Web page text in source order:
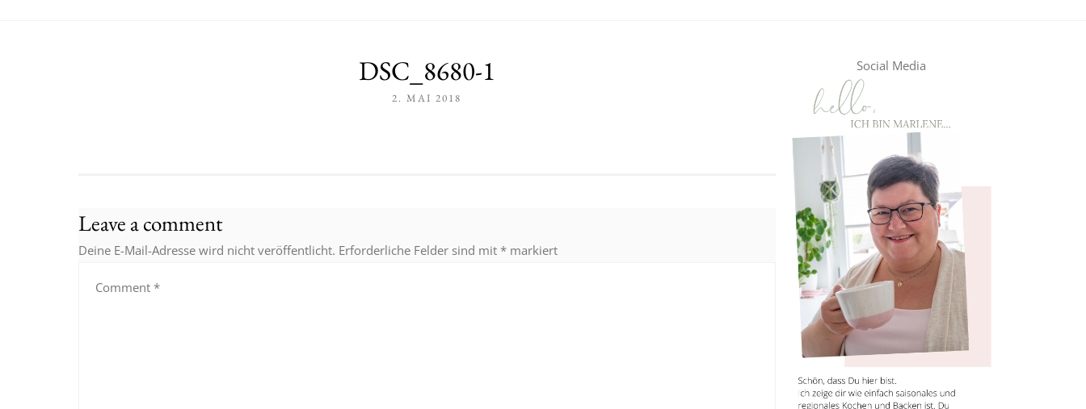
DSC_8680-1
2. MAI 2018
Leave a comment
Deine E-Mail-Adresse wird nicht veröffentlicht. Erforderliche Felder sind mit * markiert
Social Media